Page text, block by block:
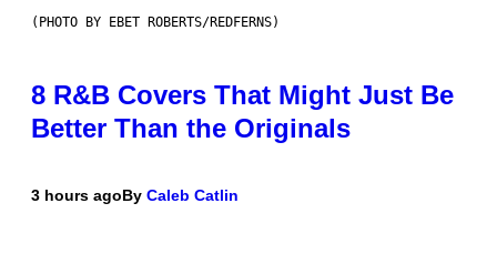
(PHOTO BY EBET ROBERTS/REDFERNS)
8 R&B Covers That Might Just Be
Better Than the Originals
3 hours agoBy Caleb Catlin